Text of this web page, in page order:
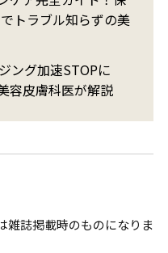
トラブル知らずの美
ング加速STOPに
容皮膚科医が解説
誌掲載時のものになりま